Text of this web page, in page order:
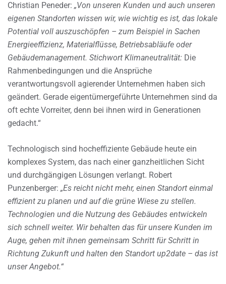
Christian Peneder: „Von unseren Kunden und auch unseren
eigenen Standorten wissen wir, wie wichtig es ist, das lokale
Potential voll auszuschöpfen – zum Beispiel in Sachen
Energieeffizienz, Materialflüsse, Betriebsabläufe oder
Gebäudemanagement. Stichwort Klimaneutralität: Die
Rahmenbedingungen und die Ansprüche
verantwortungsvoll agierender Unternehmen haben sich
geändert. Gerade eigentümergeführte Unternehmen sind da
oft echte Vorreiter, denn bei ihnen wird in Generationen
gedacht.“
Technologisch sind hocheffiziente Gebäude heute ein
komplexes System, das nach einer ganzheitlichen Sicht
und durchgängigen Lösungen verlangt. Robert
Punzenberger: „Es reicht nicht mehr, einen Standort einmal
effizient zu planen und auf die grüne Wiese zu stellen.
Technologien und die Nutzung des Gebäudes entwickeln
sich schnell weiter. Wir behalten das für unsere Kunden im
Auge, gehen mit ihnen gemeinsam Schritt für Schritt in
Richtung Zukunft und halten den Standort up2date – das ist
unser Angebot.“